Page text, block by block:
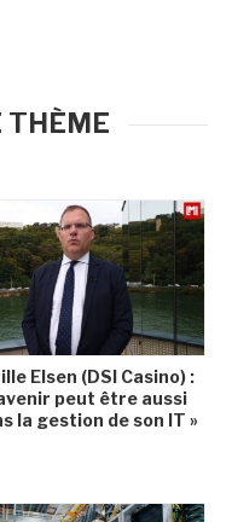
THÈME
Elsen (DSI Casino) :
peut être aussi
la gestion de son IT »